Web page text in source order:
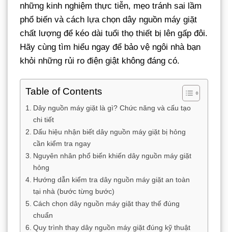
những kinh nghiệm thực tiễn, mẹo tránh sai lầm
phổ biến và cách lựa chọn dây nguồn máy giặt
chất lượng để kéo dài tuổi thọ thiết bị lên gấp đôi.
Hãy cùng tìm hiểu ngay để bảo vệ ngôi nhà bạn
khỏi những rủi ro điện giật không đáng có.
Table of Contents
Dây nguồn máy giặt là gì? Chức năng và cấu tạo
chi tiết
Dấu hiệu nhận biết dây nguồn máy giặt bị hỏng
cần kiểm tra ngay
Nguyên nhân phổ biến khiến dây nguồn máy giặt
hỏng
Hướng dẫn kiểm tra dây nguồn máy giặt an toàn
tại nhà (bước từng bước)
Cách chọn dây nguồn máy giặt thay thế đúng
chuẩn
Quy trình thay dây nguồn máy giặt đúng kỹ thuật